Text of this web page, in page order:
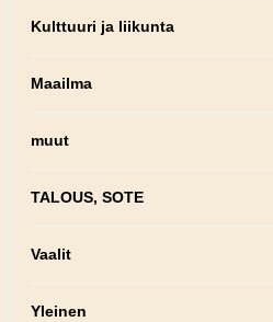
Kulttuuri ja liikunta
Maailma
muut
TALOUS, SOTE
Vaalit
Yleinen